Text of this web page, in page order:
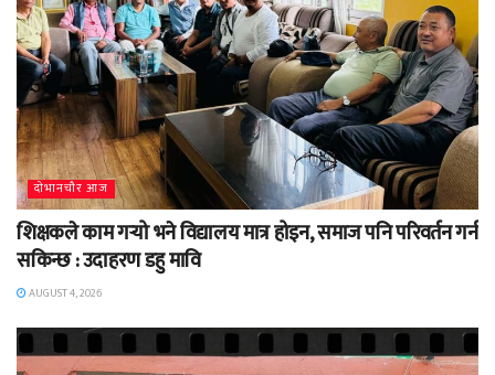
दाेभानचाैर आज
शिक्षकले काम गर्‍यो भने विद्यालय मात्र होइन, समाज पनि परिवर्तन गर्न
सकिन्छ : उदाहरण डहु मावि
AUGUST 4, 2026